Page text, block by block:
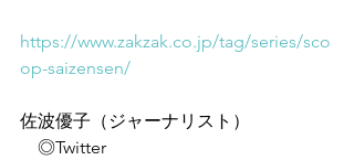
https://www.zakzak.co.jp/tag/series/sco
op-saizensen/
佐波優子（ジャーナリスト）
◎Twitter